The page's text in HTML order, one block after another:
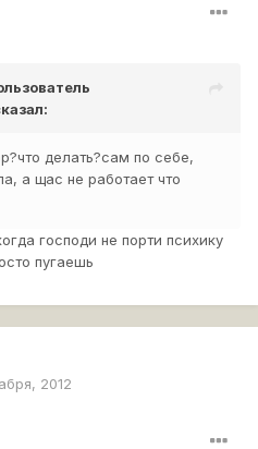
делать?сам по себе,
а щас не работает что
господи не порти психику
пугаешь
2012